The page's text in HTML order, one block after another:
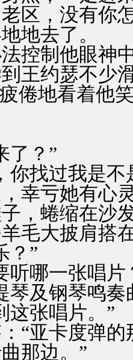
区，没有你
去了。
制他眼神中
王约瑟不少
地看着他
？”
找过我是不
亏她有心
蜷缩在沙
大披肩搭
”
哪一张唱片
及钢琴鸣奏
张唱片。”
亚卡度弹的
那边。”